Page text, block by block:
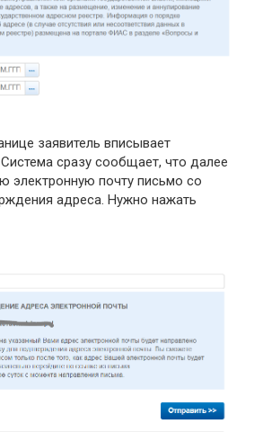
заявитель вписывает
сразу сообщает, что далее
электронную почту письмо со
адреса. Нужно нажать